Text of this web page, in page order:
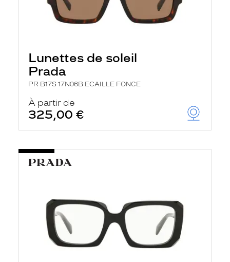
Lunettes de soleil
Prada
PR B17S 17N06B ECAILLE FONCE
À partir de
325,00 €